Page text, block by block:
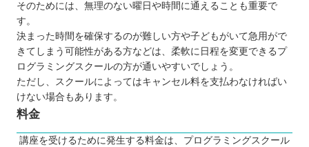
そのためには、無理のない曜日や時間に通えることも重要で
す。
決まった時間を確保するのが難しい方や子どもがいて急用がで
きてしまう可能性がある方などは、柔軟に日程を変更できるプ
ログラミングスクールの方が通いやすいでしょう。
ただし、スクールによってはキャンセル料を支払わなければい
けない場合もあります。
料金
講座を受けるために発生する料金は、プログラミングスクール